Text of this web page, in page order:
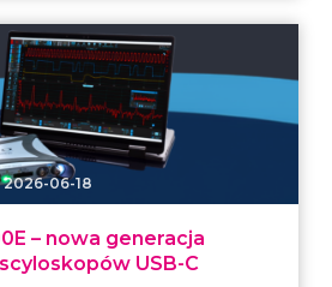
2026-06-18
– nowa generacja
USB-C